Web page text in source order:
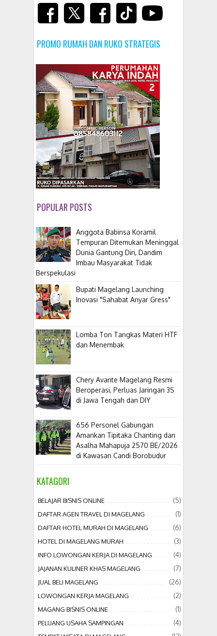
PROMO RUMAH DAN RUKO STRATEGIS
POPULAR POSTS
Anggota Babinsa Koramil
Tempuran Ditemukan Meninggal
Dunia Gantung Diri, Dandim
Imbau Masyarakat Tidak
Berspekulasi
Bupati Magelang Launching
Inovasi "Sahabat Anyar Gress"
Lomba Ton Tangkas Materi HTF
dan Menembak
​Chery Avante Magelang Resmi
Beroperasi, Perluas Jaringan 3S
di Jawa Tengah dan DIY
656 Personel Gabungan
Amankan Tipitaka Chanting dan
Asalha Mahapuja 2570 BE/2026
di Kawasan Candi Borobudur
KATAGORI
BELAJAR BISNIS ONLINE (5)
DAFTAR AGEN TRAVEL DI MAGELANG (1)
DAFTAR HOTEL MURAH DI MAGELANG (6)
HOTEL DI MAGELANG MURAH (3)
INFO LOWONGAN KERJA DI MAGELANG (4)
JAJANAN KULINER KHAS MAGELANG (7)
JUAL BELI MAGELANG (26)
LOWONGAN KERJA MAGELANG (2)
MAGANG BISNIS ONLINE (1)
PELUANG USAHA SAMPINGAN (4)